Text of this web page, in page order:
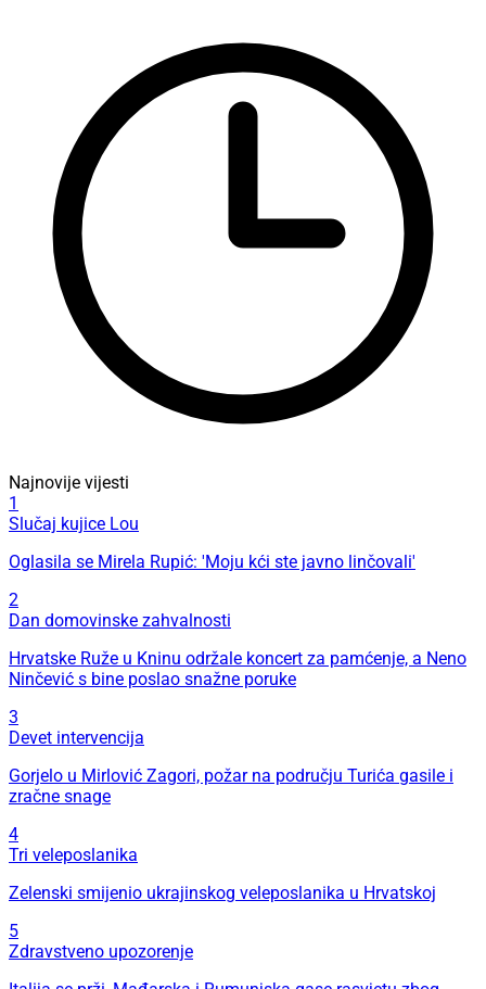
Najnovije vijesti
1
Slučaj kujice Lou
Oglasila se Mirela Rupić: 'Moju kći ste javno linčovali'
2
Dan domovinske zahvalnosti
Hrvatske Ruže u Kninu održale koncert za pamćenje, a Neno
Ninčević s bine poslao snažne poruke
3
Devet intervencija
Gorjelo u Mirlović Zagori, požar na području Turića gasile i
zračne snage
4
Tri veleposlanika
Zelenski smijenio ukrajinskog veleposlanika u Hrvatskoj
5
Zdravstveno upozorenje